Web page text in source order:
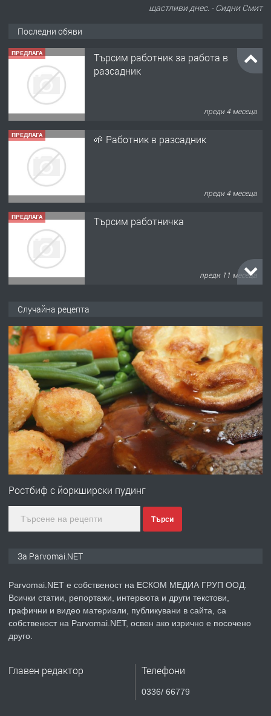
щастливи днес. - Сидни Смит
Последни обяви
ПРЕДЛАГА
Търсим работник за работа в
разсадник
преди 4 месеца
ПРЕДЛАГА 🌱 Работник в разсадник
преди 4 месеца
ПРЕДЛАГА Търсим работничка
преди 11 месеца
преди 1 година
ПРЕДЛАГА Работа за общи работници
преди 1 година
ПРЕДЛАГА
Първи поход "По стъпките на Ангел
преди 1 година
ПРЕДЛАГА Уроци по Математика
Случайна рецепта
Ростбиф с йоркширски пудинг
Търси
За Parvomai.NET
Parvomai.NET е собственост на ЕСКОМ МЕДИА ГРУП ООД.
Всички статии, репортажи, интервюта и други текстови,
графични и видео материали, публикувани в сайта, са
собственост на Parvomai.NET, освен ако изрично е посочено
друго.
Главен редактор Телефони
0336/ 66779